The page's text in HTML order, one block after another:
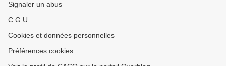
Signaler un abus
C.G.U.
Cookies et données personnelles
Préférences cookies